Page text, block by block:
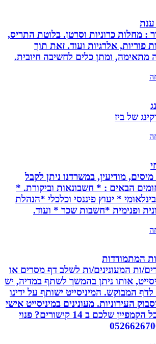
מחלות כרוניות וסרטן. בלוטת התריס,
פוריות, אלרגיות ועוד. זאת תוך
ומתן כלים לחשיבה חיובית.
של ביז
מודיעין, במשרדנו ניתן לקבל
הבאים : * חשבונאות וביקורת. *
* יעוץ פיננסי וכלכלי *הנהלת
ופנימית *חשבות שכר * ועוד.
ות המעונינים/ות לשלב דף מסרים או
אותו ניתן בהמשך לשתף במדיה, יש
המבוקש. המיניסייט ישותף על ידינו
העירוניות. מעונינים במיניסייט אישי
שיחשוף את כל הקמפיין שלכם ב 14 קישורים? פנוי